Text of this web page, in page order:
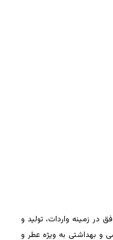
زمینه واردات، تولید و
و بهداشتی به ویژه عطر و